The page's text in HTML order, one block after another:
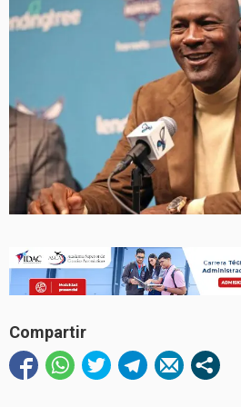
Compartir